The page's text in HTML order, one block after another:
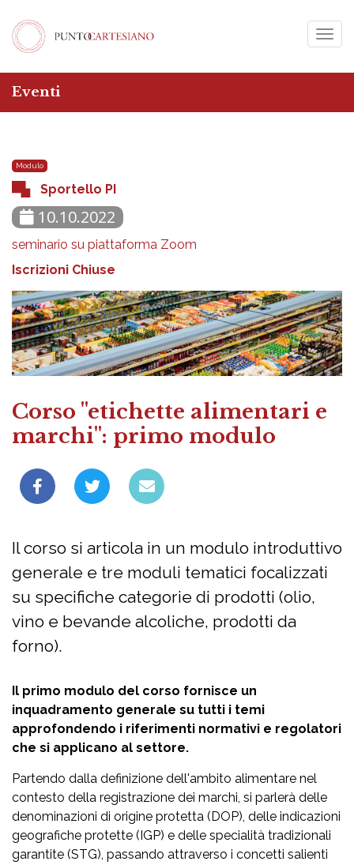
Eventi
Modulo
Sportello PI
10.10.2022
seminario su piattaforma Zoom
Iscrizioni Chiuse
Corso "etichette alimentari e
marchi": primo modulo
Il corso si articola in un modulo introduttivo
generale e tre moduli tematici focalizzati
su specifiche categorie di prodotti (olio,
vino e bevande alcoliche, prodotti da
forno).
Il primo modulo del corso fornisce un
inquadramento generale su tutti i temi
approfondendo i riferimenti normativi e regolatori
che si applicano al settore.
Partendo dalla definizione dell'ambito alimentare nel
contesto della registrazione dei marchi, si parlerà delle
denominazioni di origine protetta (DOP), delle indicazioni
geografiche protette (IGP) e delle specialità tradizionali
garantite (STG), passando attraverso i concetti salienti